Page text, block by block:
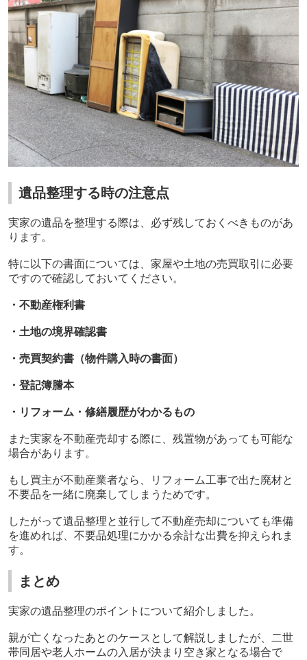
遺品整理する時の注意点
実家の遺品を整理する際は、必ず残しておくべきものがあ
ります。
特に以下の書面については、家屋や土地の売買取引に必要
ですので確認しておいてください。
・不動産権利書
・土地の境界確認書
・売買契約書（物件購入時の書面）
・登記簿謄本
・リフォーム・修繕履歴がわかるもの
また実家を不動産売却する際に、残置物があっても可能な
場合があります。
もし買主が不動産業者なら、リフォーム工事で出た廃材と
不要品を一緒に廃棄してしまうためです。
したがって遺品整理と並行して不動産売却についても準備
を進めれば、不要品処理にかかる余計な出費を抑えられま
す。
まとめ
実家の遺品整理のポイントについて紹介しました。
親が亡くなったあとのケースとして解説しましたが、二世
帯同居や老人ホームの入居が決まり空き家となる場合で